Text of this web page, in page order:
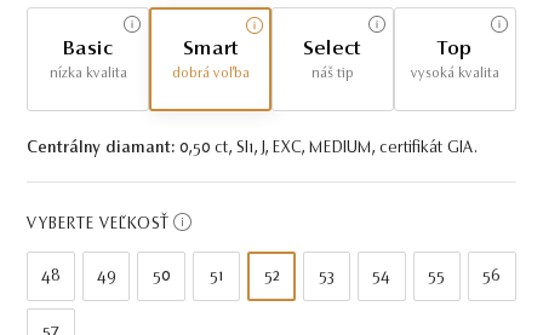
Basic
nízka kvalita
Smart
dobrá voľba
Select
náš tip
Top
vysoká kvalita
Centrálny diamant: 0,50 ct, SI1, J, EXC, MEDIUM, certifikát GIA.
VYBERTE VEĽKOSŤ
48 49 50 51 52 53 54 55 56